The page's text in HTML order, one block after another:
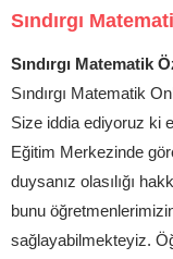
Sındırgı
Sındırgı Matematik
Sındırgı Matematik
Size iddia ediyoruz ki
Eğitim Merkezinde
duysanız olasılığı
bunu
sağlayabilmekteyiz.